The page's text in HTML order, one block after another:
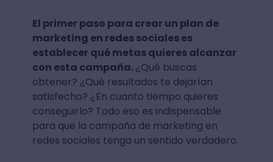
El primer paso para crear un plan de
marketing en redes sociales es
establecer qué metas quieres alcanzar
con esta campaña.¿Qué buscas
obtener? ¿Qué resultados te dejarían
satisfecho? ¿En cuanto tiempo quieres
conseguirlo? Todo eso es indispensable
para que la campaña de marketing en
redes sociales tenga un sentido verdadero.